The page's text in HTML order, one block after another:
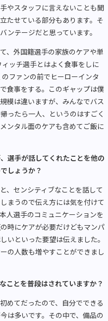
やスタッフに言えないことも聞
たせている部分もあります。そ
ンテージだと思っています。
、外国籍選手の家族のケアや単
ッチ選手とはよく食事をしに
ファンの前でヒーローインタ
食事をする。このギャップは僕
模は違いますが、みんなでバス
ったら一人、というのはすごく
ンタル面のケアも含めてご飯に
選手が話してくれたことを他の
しょうか？
、センシティブなことを話して
まうので伝え方には気を付けて
人選手のコミュニケーションを
時にケアが必要だけどもマンパ
いといった要望は伝えました。
の人数も増やすことができまし
とを普段はされていますか？
めてだったので、自分でできる
は多いです。その中で、備品の